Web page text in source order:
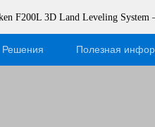
F200L 3D Land Leveling
Решения Полезная